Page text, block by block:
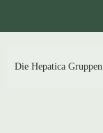
Die Hepatica Gruppen